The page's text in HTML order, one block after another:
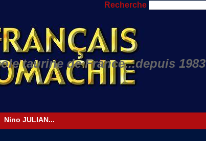
Recherche
taurine de France...depuis 1983